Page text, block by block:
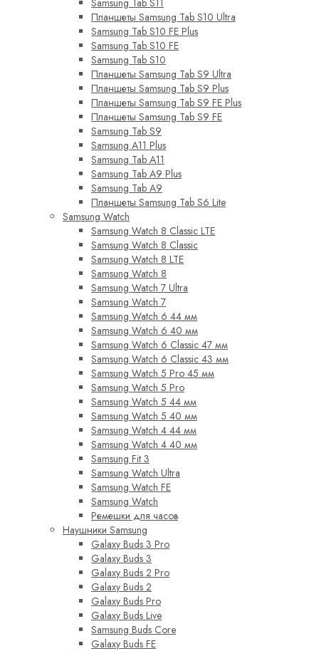
Планшеты Samsung Tab S10 Ultra
Samsung Tab S10 FE Plus
Samsung Tab S10 FE
Samsung Tab S10
Планшеты Samsung Tab S9 Ultra
Планшеты Samsung Tab S9 Plus
Планшеты Samsung Tab S9 FE Plus
Планшеты Samsung Tab S9 FE
Samsung Tab S9
Samsung A11 Plus
Samsung Tab A11
Samsung Tab A9 Plus
Samsung Tab A9
Планшеты Samsung Tab S6 Lite
Samsung Watch
Samsung Watch 8 Classic LTE
Samsung Watch 8 Classic
Samsung Watch 8 LTE
Samsung Watch 8
Samsung Watch 7 Ultra
Samsung Watch 7
Samsung Watch 6 44 мм
Samsung Watch 6 40 мм
Samsung Watch 6 Classic 47 мм
Samsung Watch 6 Classic 43 мм
Samsung Watch 5 Pro 45 мм
Samsung Watch 5 Pro
Samsung Watch 5 44 мм
Samsung Watch 5 40 мм
Samsung Watch 4 44 мм
Samsung Watch 4 40 мм
Samsung Fit 3
Samsung Watch Ultra
Samsung Watch FE
Samsung Watch
Ремешки для часов
Наушники Samsung
Galaxy Buds 3 Pro
Galaxy Buds 3
Galaxy Buds 2 Pro
Galaxy Buds 2
Galaxy Buds Pro
Galaxy Buds Live
Samsung Buds Core
Galaxy Buds FE